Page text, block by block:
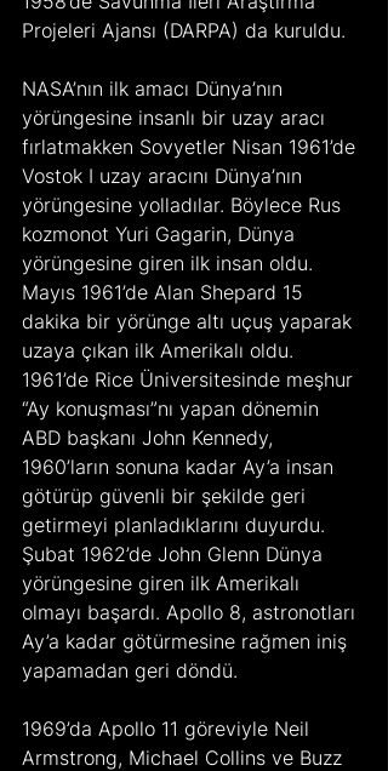
Projeleri Ajansı (DARPA) da kuruldu.
NASA’nın ilk amacı Dünya’nın
yörüngesine insanlı bir uzay aracı
fırlatmakken Sovyetler Nisan 1961’de
Vostok I uzay aracını Dünya’nın
yörüngesine yolladılar. Böylece Rus
kozmonot Yuri Gagarin, Dünya
yörüngesine giren ilk insan oldu.
Mayıs 1961’de Alan Shepard 15
dakika bir yörünge altı uçuş yaparak
uzaya çıkan ilk Amerikalı oldu.
1961’de Rice Üniversitesinde meşhur
“Ay konuşması”nı yapan dönemin
ABD başkanı John Kennedy,
1960’ların sonuna kadar Ay’a insan
götürüp güvenli bir şekilde geri
getirmeyi planladıklarını duyurdu.
Şubat 1962’de John Glenn Dünya
yörüngesine giren ilk Amerikalı
olmayı başardı. Apollo 8, astronotları
Ay’a kadar götürmesine rağmen iniş
yapamadan geri döndü.
1969’da Apollo 11 göreviyle Neil
Armstrong, Michael Collins ve Buzz